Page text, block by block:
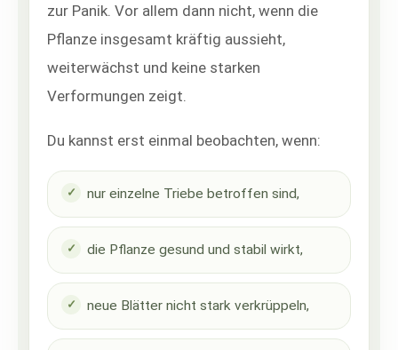
zur Panik. Vor allem dann nicht, wenn die
Pflanze insgesamt kräftig aussieht,
weiterwächst und keine starken
Verformungen zeigt.
Du kannst erst einmal beobachten, wenn:
nur einzelne Triebe betroffen sind,
die Pflanze gesund und stabil wirkt,
neue Blätter nicht stark verkrüppeln,